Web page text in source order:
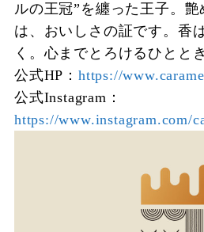
ルの王冠”を纏った王子。
は、おいしさの証です。香
く。心までとろけるひとと
公式HP： https://
公式Instagram：
https://www.instagram.com/